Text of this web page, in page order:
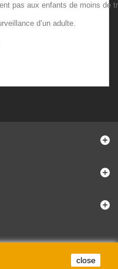
pas aux enfants de
surveillance d’un
close